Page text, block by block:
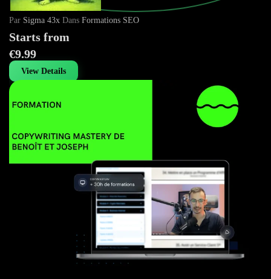
Par Sigma 43x Dans Formations SEO
Starts from
€9.99
View Details